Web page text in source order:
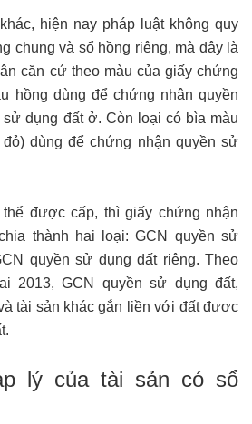
hiện nay pháp luật không quy
chung và sổ hồng riêng, mà đây là
căn cứ theo màu của giấy chứng
hồng dùng để chứng nhận quyền
dụng đất ở. Còn loại có bìa màu
dùng để chứng nhận quyền sử
được cấp, thì giấy chứng nhận
thành hai loại: GCN quyền sử
quyền sử dụng đất riêng. Theo
2013, GCN quyền sử dụng đất,
tài sản khác gắn liền với đất được
lý của tài sản có sổ